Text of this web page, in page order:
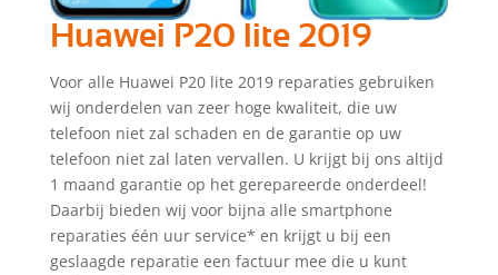
Huawei P20 lite 2019
Voor alle Huawei P20 lite 2019 reparaties gebruiken
wij onderdelen van zeer hoge kwaliteit, die uw
telefoon niet zal schaden en de garantie op uw
telefoon niet zal laten vervallen. U krijgt bij ons altijd
1 maand garantie op het gerepareerde onderdeel!
Daarbij bieden wij voor bijna alle smartphone
reparaties één uur service* en krijgt u bij een
geslaagde reparatie een factuur mee die u kunt